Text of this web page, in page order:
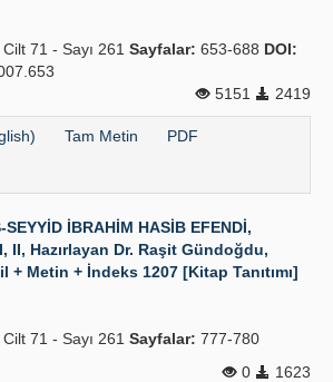
71 - Sayı 261 Sayfalar: 653-688 DOI:
5151
2419
Tam Metin PDF
SEYYİD İBRAHİM HASİB EFENDİ,
II, Hazırlayan Dr. Raşit Gündoğdu,
+ Metin + İndeks 1207 [Kitap Tanıtımı]
71 - Sayı 261 Sayfalar: 777-780
0
1623